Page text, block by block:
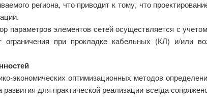
региона, что приводит к тому, что
параметров элементов сетей осуществляется с
ограничения при прокладке кабельных (КЛ) и/или
экономических оптимизационных методов
для практической реализации всегда